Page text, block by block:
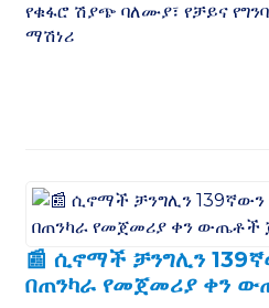
የቁፋሮ ሽያጭ ባለሙያ፣ የቻይና
ማሽነሪ
📰 ሲኖማች ቻንግሊን
በጠንካራ የመጀመሪያ ቀን